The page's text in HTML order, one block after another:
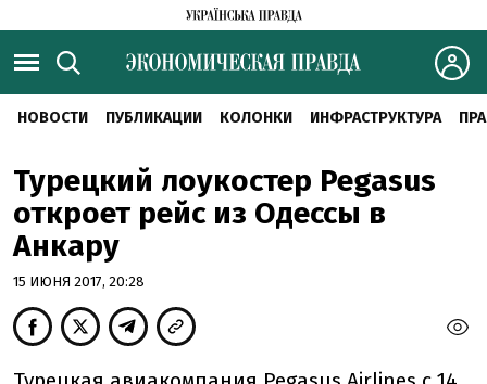
НОВОСТИ ПУБЛИКАЦИИ КОЛОНКИ ИНФРАСТРУКТУРА
Турецкий лоукостер Pegasus
откроет рейс из Одессы в
Анкару
15 ИЮНЯ 2017, 20:28